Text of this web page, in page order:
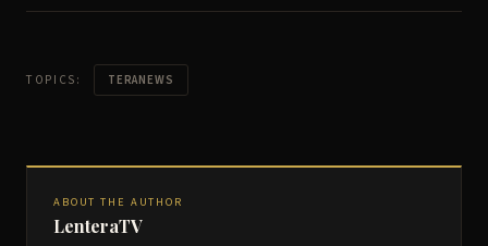
TOPICS: TERANEWS
ABOUT THE AUTHOR
LenteraTV